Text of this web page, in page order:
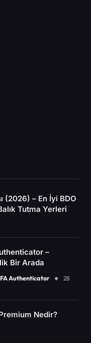
(2026) – En İyi BDO
Tutma Yerleri
–
Bir Arada
Authenticator
28
Nedir?